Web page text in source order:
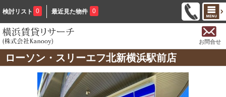
検討リスト 0 最近見た物件 0
お問合せ
ローソン・スリーエフ北新横浜駅前店